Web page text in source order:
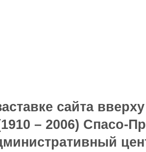
сайта
– 2006) Спасо-